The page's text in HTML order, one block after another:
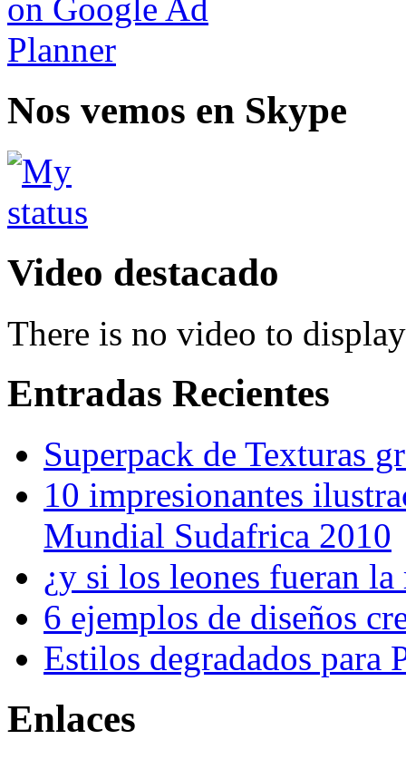
Nos vemos en Skype
Video destacado
There is no video to
Entradas Recientes
Superpack de Texturas
10 impresionantes
Mundial Sudafrica 2010
¿y si los leones fueran la
6 ejemplos de diseños
Estilos degradados para
Enlaces